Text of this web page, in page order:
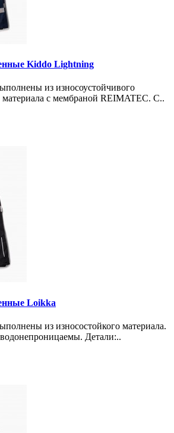
Kiddo Lightning
из износоустойчивого
с мембраной REIMATEC. С..
Loikka
из износостойкого материала.
Детали:..